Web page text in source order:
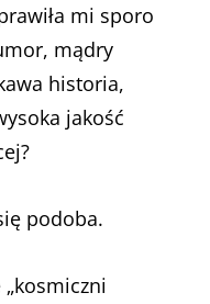
mi sporo
mądry
historia,
jakość
podoba.